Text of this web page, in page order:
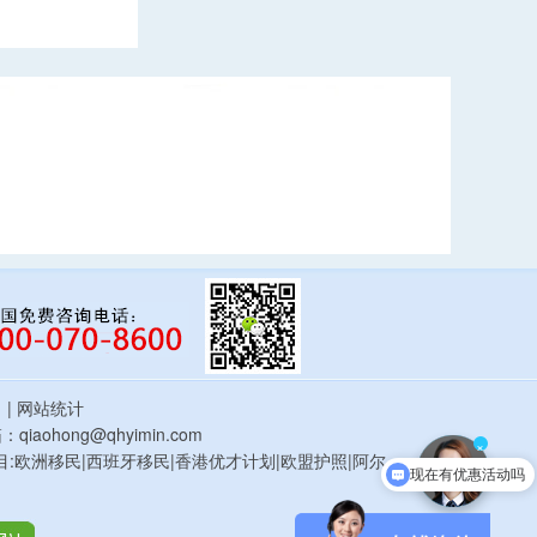
| 网站统计
qiaohong@qhyimin.com
欧洲移民|西班牙移民|香港优才计划|欧盟护照|阿尔
×
可以介绍下你们的产品么
现在有优惠活动吗